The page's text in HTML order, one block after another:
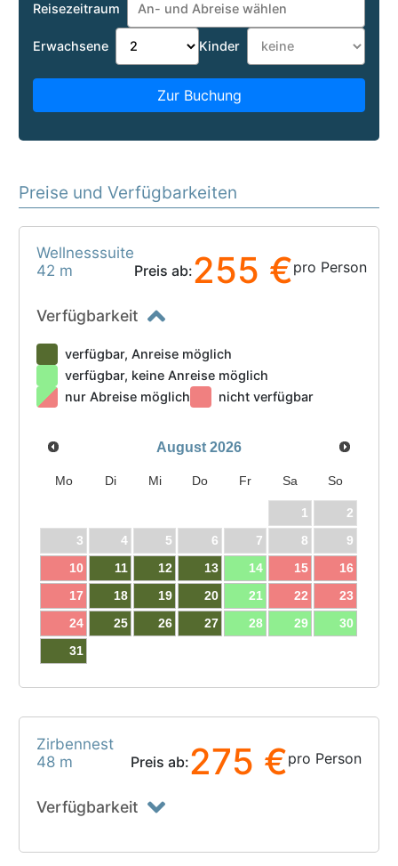
Reisezeitraum
Erwachsene Kinder
Zur Buchung
Preise und Verfügbarkeiten
Wellnesssuite
42 m
Preis ab:255 €pro Person
Verfügbarkeit
verfügbar, Anreise möglich
verfügbar, keine Anreise möglich
nur Abreise möglich
nicht verfügbar
August 2026
Mo Di Mi Do Fr Sa So
1
2
3
4 5 6 7 8
9
10
11 12 13 14 15
16
17
18 19 20 21 22
23
24
25 26 27 28 29
30
31
Zirbennest
48 m
Preis ab:275 €pro Person
Verfügbarkeit